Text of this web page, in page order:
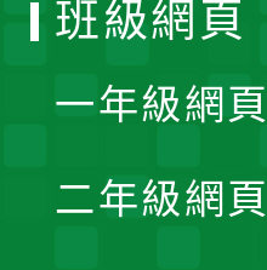
班級網頁
一年級網頁
二年級網頁